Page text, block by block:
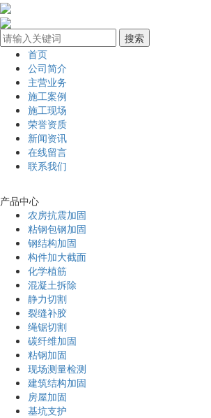
首页
公司简介
主营业务
施工案例
施工现场
荣誉资质
新闻资讯
在线留言
联系我们
产品中心
农房抗震加固
粘钢包钢加固
钢结构加固
构件加大截面
化学植筋
混凝土拆除
静力切割
裂缝补胶
绳锯切割
碳纤维加固
粘钢加固
现场测量检测
建筑结构加固
房屋加固
基坑支护